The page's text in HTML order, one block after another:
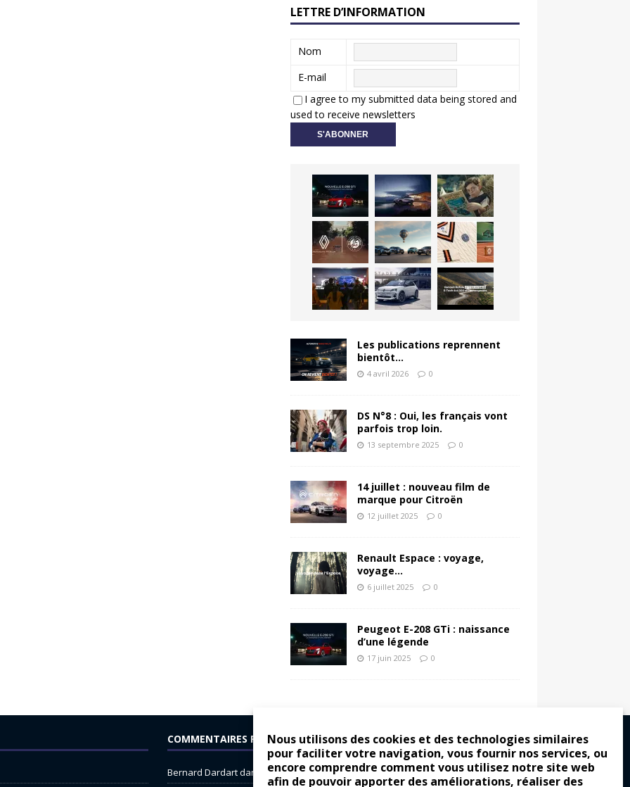
Nous utilisons des cookies et des technologies similaires
pour faciliter votre navigation, vous fournir nos services, ou
encore comprendre comment vous utilisez notre site web
afin de pouvoir apporter des améliorations, réaliser des
LETTRE D’INFORMATION
Nom
E-mail
I agree to my submitted data being stored and
used to receive newsletters
Les publications reprennent
bientôt…
4 avril 2026 0
DS N°8 : Oui, les français vont
parfois trop loin.
13 septembre 2025 0
14 juillet : nouveau film de
marque pour Citroën
12 juillet 2025 0
Renault Espace : voyage,
voyage…
6 juillet 2025 0
Peugeot E-208 GTi : naissance
d’une légende
17 juin 2025 0
COMMENTAIRES RÉCENTS
Bernard Dardartdans Dacia Sandero : pour les gens vrais